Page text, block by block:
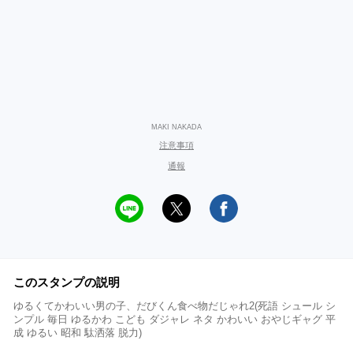
MAKI NAKADA
注意事項
通報
このスタンプの説明
ゆるくてかわいい男の子、だびくん食べ物だじゃれ2(死語 シュール シ
ンプル 毎日 ゆるかわ こども ダジャレ ネタ かわいい おやじギャグ 平
成 ゆるい 昭和 駄洒落 脱力)